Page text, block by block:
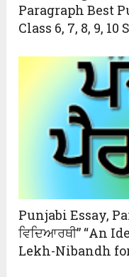
Paragraph Best
Class 6, 7, 8, 9, 10
Punjabi Essay,
ਵਿਦਿਆਰਥੀ” “An
Lekh-Nibandh for